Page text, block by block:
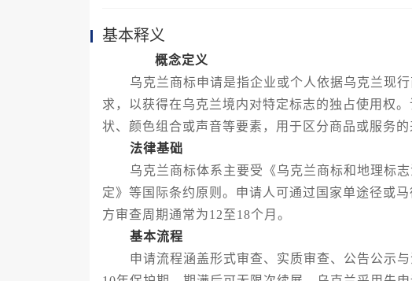
基本释义
概念定义
乌克兰商标申请是指企业或个人依据乌克兰现行
求，以获得在乌克兰境内对特定标志的独占使用权
状、颜色组合或声音等要素，用于区分商品或服务的
法律基础
乌克兰商标体系主要受《乌克兰商标和地理标志
定》等国际条约原则。申请人可通过国家单途径或
方审查周期通常为12至18个月。
基本流程
申请流程涵盖形式审查、实质审查、公告公示与